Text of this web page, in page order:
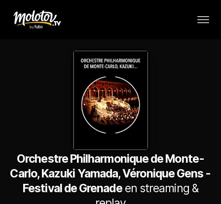
Orchestre Philharmonique de Monte-
Carlo, Kazuki Yamada, Véronique Gens -
Festival de Grenadeen streaming &